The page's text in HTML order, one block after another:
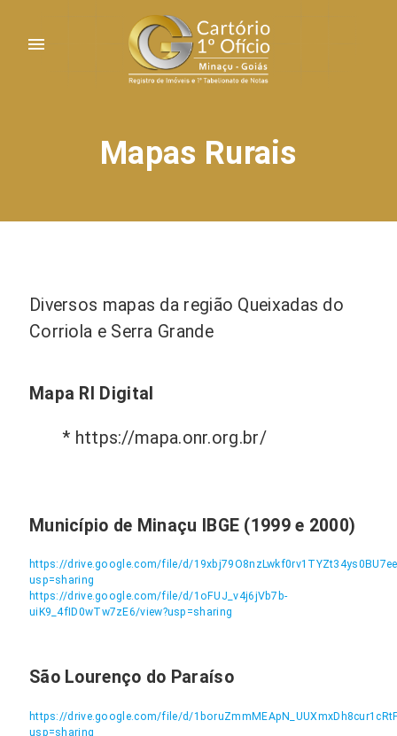
menu
Mapas Rurais
Diversos mapas da região Queixadas do
Corriola e Serra Grande
Mapa RI Digital
* https://mapa.onr.org.br/
Município de Minaçu IBGE (1999 e 2000)
https://drive.google.com/file/d/
usp=sharing
https://drive.google.com/file/d/1oFUJ_v4j6jVb7b-
uiK9_4fID0wTw7zE6/view?usp=sharing
São Lourenço do Paraíso
https://drive.google.com/file/d/
usp=sharing